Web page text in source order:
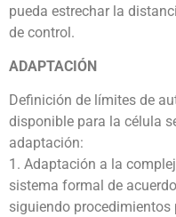
pueda estrechar la
de control.
ADAPTACIÓN
Definición de límites de
disponible para la célula
adaptación:
1. Adaptación a la
sistema formal de
siguiendo procedimientos